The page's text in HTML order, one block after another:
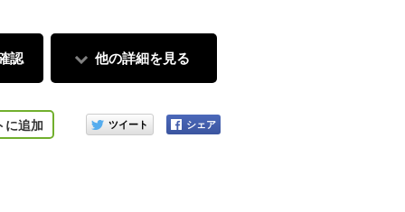
認 他の詳細を見る
に追加
このアイテムをシェアする